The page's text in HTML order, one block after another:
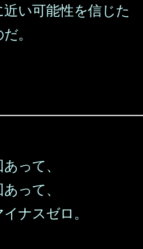
い可能性を信じた
。
って、
って、
ナスゼロ。